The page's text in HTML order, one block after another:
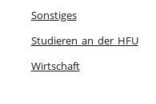
Sonstiges
Studieren an der HFU
Wirtschaft